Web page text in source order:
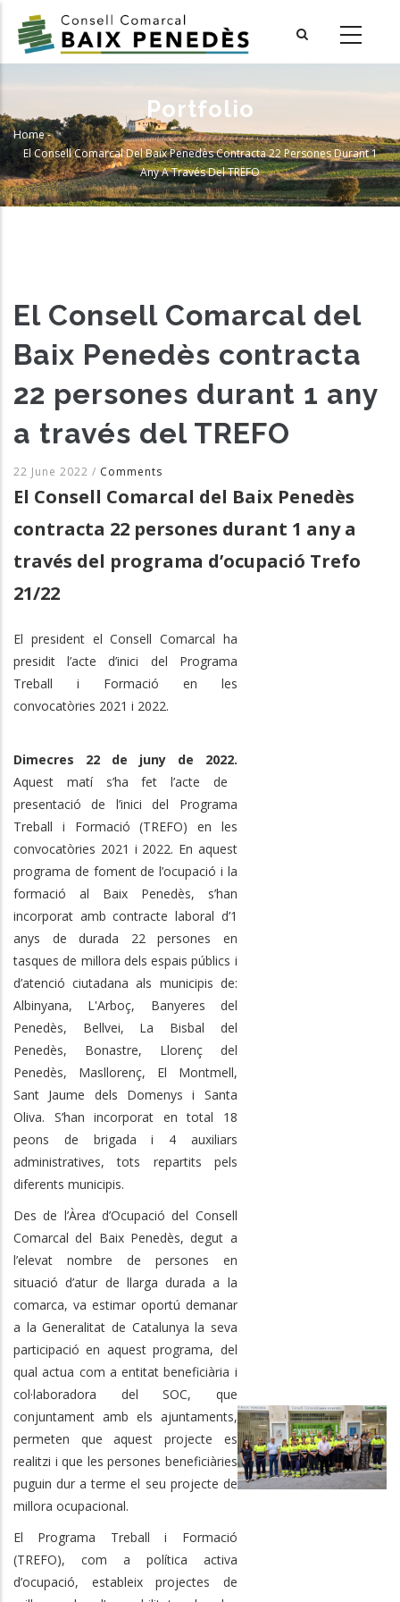
main
Portfolio
Breadcrumb
Home-
El Consell Comarcal Del Baix Penedès Contracta 22 Persones Durant 1
Any A Través Del TREFO
El Consell Comarcal del
Baix Penedès contracta
22 persones durant 1 any
a través del TREFO
22 June 2022 / Comments
El Consell Comarcal del Baix Penedès
contracta 22 persones durant 1 any a
través del programa d’ocupació Trefo
21/22
El president el Consell Comarcal ha
presidit l’acte d’inici del Programa
Treball i Formació en les
convocatòries 2021 i 2022.
Dimecres 22 de juny de 2022.
Aquest matí s’ha fet l’acte de
presentació de l’inici del Programa
Treball i Formació (TREFO) en les
convocatòries 2021 i 2022. En aquest
programa de foment de l’ocupació i la
formació al Baix Penedès, s’han
incorporat amb contracte laboral d’1
anys de durada 22 persones en
tasques de millora dels espais públics i
d’atenció ciutadana als municipis de:
Albinyana, L'Arboç, Banyeres del
Penedès, Bellvei, La Bisbal del
Penedès, Bonastre, Llorenç del
Penedès, Masllorenç, El Montmell,
Sant Jaume dels Domenys i Santa
Oliva. S’han incorporat en total 18
peons de brigada i 4 auxiliars
administratives, tots repartits pels
diferents municipis.
Des de l’Àrea d’Ocupació del Consell
Comarcal del Baix Penedès, degut a
l’elevat nombre de persones en
situació d’atur de llarga durada a la
comarca, va estimar oportú demanar
a la Generalitat de Catalunya la seva
participació en aquest programa, del
qual actua com a entitat beneficiària i
col·laboradora del SOC, que
conjuntament amb els ajuntaments,
permeten que aquest projecte es
realitzi i que les persones beneficiàries
puguin dur a terme el seu projecte de
millora ocupacional.
El Programa Treball i Formació
(TREFO), com a política activa
d’ocupació, estableix projectes de